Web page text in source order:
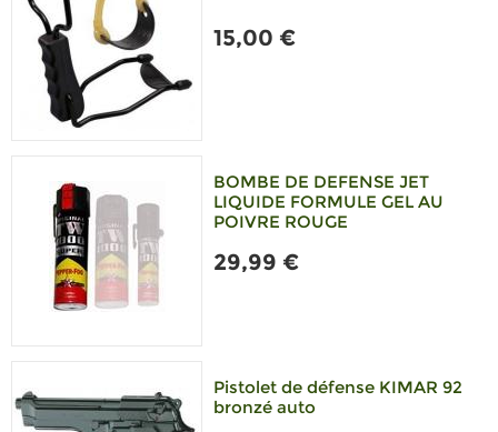
15,00 €
BOMBE DE DEFENSE JET
LIQUIDE FORMULE GEL AU
POIVRE ROUGE
29,99 €
Pistolet de défense KIMAR 92
bronzé auto